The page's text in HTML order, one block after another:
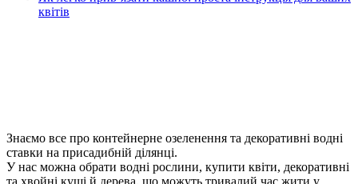
квітів
Знаємо все про контейнерне озеленення та декоративні водні
ставки на присадибній ділянці.
У нас можна обрати водні рослини, купити квіти, декоративні
та хвойні кущі й дерева, що можуть тривалий час жити у